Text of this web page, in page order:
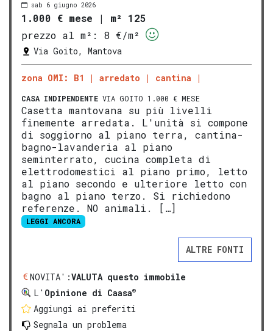
sab 6 giugno 2026
1.000 € mese | m² 125
prezzo al m²:
8 €/m²
Via Goito, Mantova
zona OMI: B1 arredato cantina
CASA INDIPENDENTE VIA GOITO 1.000 € MESE
Casetta mantovana su più livelli
finemente arredata. L'unità si compone
di soggiorno al piano terra, cantina-
bagno-lavanderia al piano
seminterrato, cucina completa di
elettrodomestici al piano primo, letto
al piano secondo e ulteriore letto con
bagno al piano terzo. Si richiedono
referenze. NO animali. […]
LEGGI ANCORA
ALTRE FONTI
NOVITA':VALUTA questo immobile
L' Opinione di Caasa®
Aggiungi ai preferiti
Segnala un problema